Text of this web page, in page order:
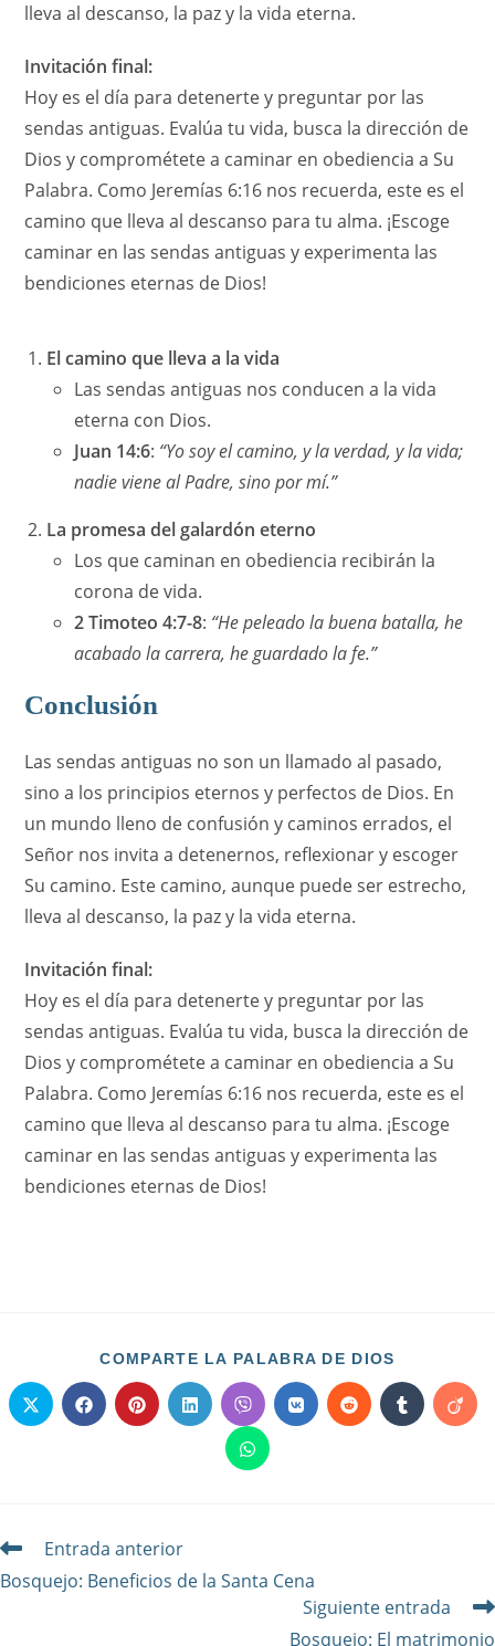
lleva al descanso, la paz y la vida eterna.
Invitación final:
Hoy es el día para detenerte y preguntar por las
sendas antiguas. Evalúa tu vida, busca la dirección de
Dios y comprométete a caminar en obediencia a Su
Palabra. Como Jeremías 6:16 nos recuerda, este es el
camino que lleva al descanso para tu alma. ¡Escoge
caminar en las sendas antiguas y experimenta las
bendiciones eternas de Dios!
El camino que lleva a la vida
Las sendas antiguas nos conducen a la vida
eterna con Dios.
Juan 14:6: “Yo soy el camino, y la verdad, y la vida;
nadie viene al Padre, sino por mí.”
La promesa del galardón eterno
Los que caminan en obediencia recibirán la
corona de vida.
2 Timoteo 4:7-8: “He peleado la buena batalla, he
acabado la carrera, he guardado la fe.”
Conclusión
Las sendas antiguas no son un llamado al pasado,
sino a los principios eternos y perfectos de Dios. En
un mundo lleno de confusión y caminos errados, el
Señor nos invita a detenernos, reflexionar y escoger
Su camino. Este camino, aunque puede ser estrecho,
lleva al descanso, la paz y la vida eterna.
Invitación final:
Hoy es el día para detenerte y preguntar por las
sendas antiguas. Evalúa tu vida, busca la dirección de
Dios y comprométete a caminar en obediencia a Su
Palabra. Como Jeremías 6:16 nos recuerda, este es el
camino que lleva al descanso para tu alma. ¡Escoge
caminar en las sendas antiguas y experimenta las
bendiciones eternas de Dios!
COMPARTE LA PALABRA DE DIOS
Entrada anterior
Bosquejo: Beneficios de la Santa Cena
Siguiente entrada
Bosquejo: El matrimonio